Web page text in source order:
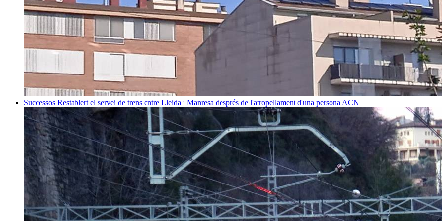
Successos Restablert el servei de trens entre Lleida i Manresa després de l'atropellament d'una persona ACN